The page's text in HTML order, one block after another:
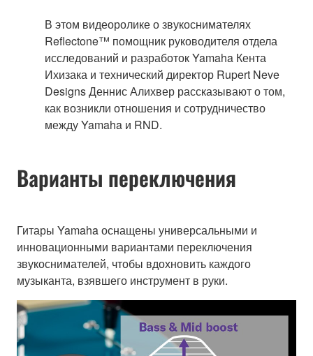
В этом видеоролике о звукоснимателях
Reflectone™ помощник руководителя отдела
исследований и разработок Yamaha Кента
Ихизака и технический директор Rupert Neve
Designs Деннис Алихвер рассказывают о том,
как возникли отношения и сотрудничество
между Yamaha и RND.
Варианты переключения
Гитары Yamaha оснащены универсальными и
инновационными вариантами переключения
звукоснимателей, чтобы вдохновить каждого
музыканта, взявшего инструмент в руки.